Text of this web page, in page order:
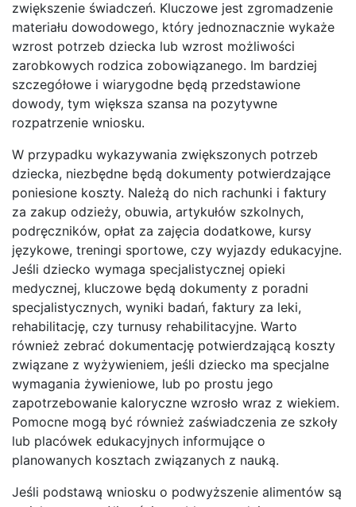
zwiększenie świadczeń. Kluczowe jest zgromadzenie
materiału dowodowego, który jednoznacznie wykaże
wzrost potrzeb dziecka lub wzrost możliwości
zarobkowych rodzica zobowiązanego. Im bardziej
szczegółowe i wiarygodne będą przedstawione
dowody, tym większa szansa na pozytywne
rozpatrzenie wniosku.
W przypadku wykazywania zwiększonych potrzeb
dziecka, niezbędne będą dokumenty potwierdzające
poniesione koszty. Należą do nich rachunki i faktury
za zakup odzieży, obuwia, artykułów szkolnych,
podręczników, opłat za zajęcia dodatkowe, kursy
językowe, treningi sportowe, czy wyjazdy edukacyjne.
Jeśli dziecko wymaga specjalistycznej opieki
medycznej, kluczowe będą dokumenty z poradni
specjalistycznych, wyniki badań, faktury za leki,
rehabilitację, czy turnusy rehabilitacyjne. Warto
również zebrać dokumentację potwierdzającą koszty
związane z wyżywieniem, jeśli dziecko ma specjalne
wymagania żywieniowe, lub po prostu jego
zapotrzebowanie kaloryczne wzrosło wraz z wiekiem.
Pomocne mogą być również zaświadczenia ze szkoły
lub placówek edukacyjnych informujące o
planowanych kosztach związanych z nauką.
Jeśli podstawą wniosku o podwyższenie alimentów są